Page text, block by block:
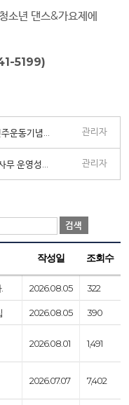
소년 댄스&가요제에
5199)
관리자
관리자
검색
작성일 조회수
2026.08.05 322
2026.08.05 390
2026.08.01 1,491
2026.07.07 7,402